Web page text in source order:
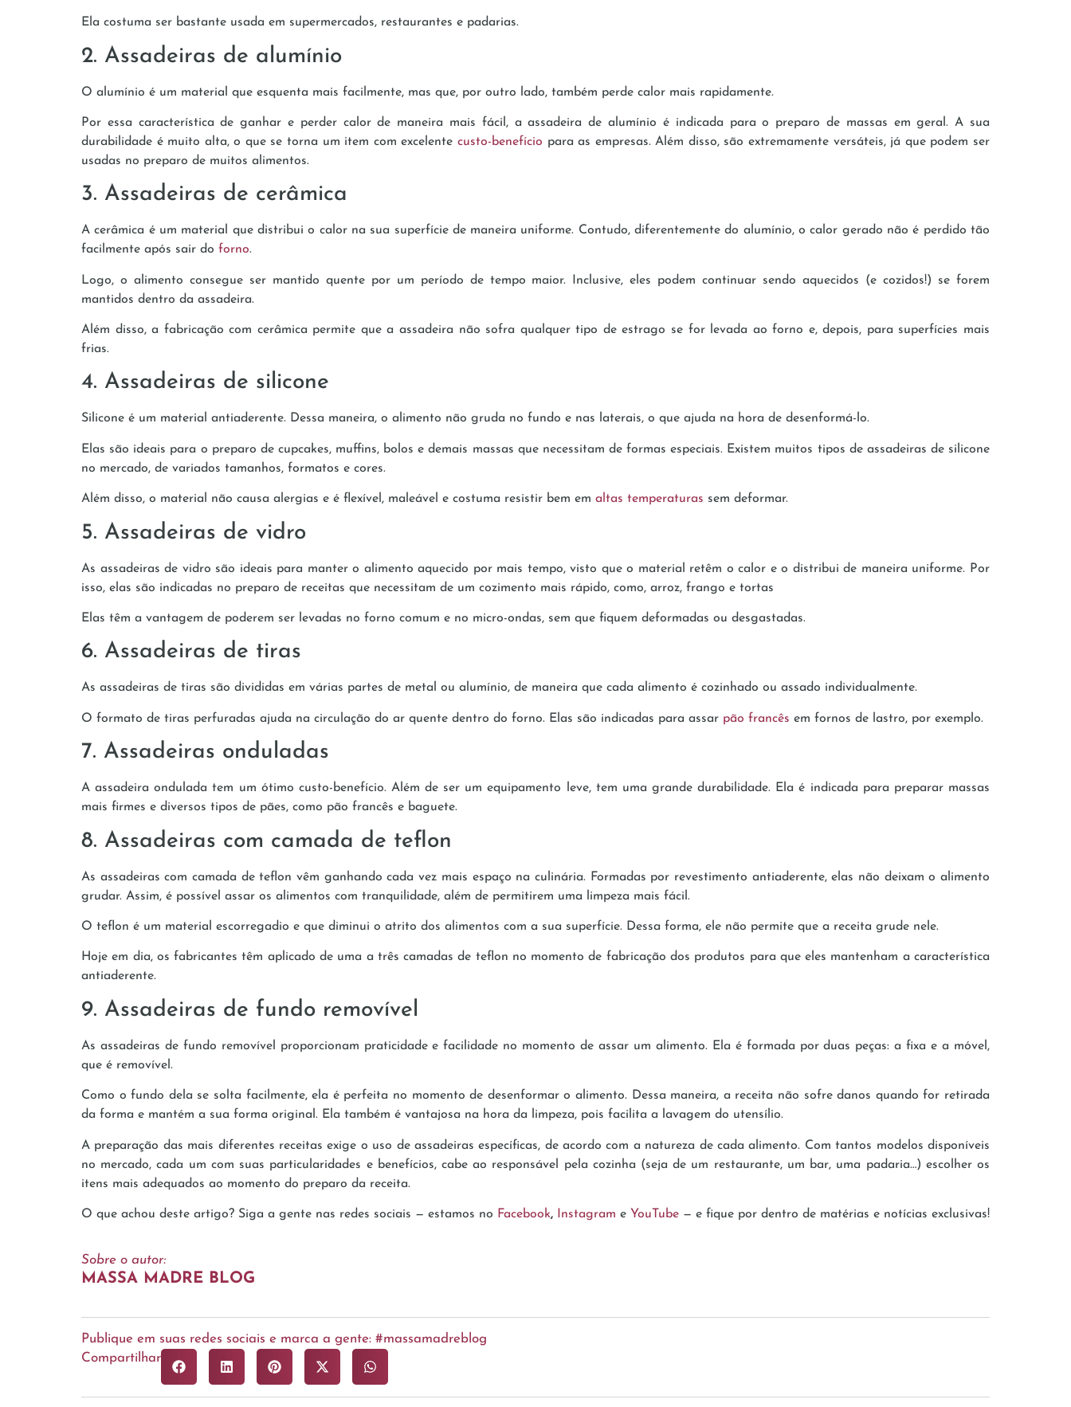
Ela costuma ser bastante usada em supermercados, restaurantes e padarias.
2. Assadeiras de alumínio
O alumínio é um material que esquenta mais facilmente, mas que, por outro lado, também perde calor mais rapidamente.
Por essa característica de ganhar e perder calor de maneira mais fácil, a assadeira de alumínio é indicada para o preparo de massas em geral. A sua
durabilidade é muito alta, o que se torna um item com excelente custo-benefício para as empresas. Além disso, são extremamente versáteis, já que podem ser
usadas no preparo de muitos alimentos.
3. Assadeiras de cerâmica
A cerâmica é um material que distribui o calor na sua superfície de maneira uniforme. Contudo, diferentemente do alumínio, o calor gerado não é perdido tão
facilmente após sair do forno.
Logo, o alimento consegue ser mantido quente por um período de tempo maior. Inclusive, eles podem continuar sendo aquecidos (e cozidos!) se forem
mantidos dentro da assadeira.
Além disso, a fabricação com cerâmica permite que a assadeira não sofra qualquer tipo de estrago se for levada ao forno e, depois, para superfícies mais
frias.
4. Assadeiras de silicone
Silicone é um material antiaderente. Dessa maneira, o alimento não gruda no fundo e nas laterais, o que ajuda na hora de desenformá-lo.
Elas são ideais para o preparo de cupcakes, muffins, bolos e demais massas que necessitam de formas especiais. Existem muitos tipos de assadeiras de silicone
no mercado, de variados tamanhos, formatos e cores.
Além disso, o material não causa alergias e é flexível, maleável e costuma resistir bem em altas temperaturas sem deformar.
5. Assadeiras de vidro
As assadeiras de vidro são ideais para manter o alimento aquecido por mais tempo, visto que o material retêm o calor e o distribui de maneira uniforme. Por
isso, elas são indicadas no preparo de receitas que necessitam de um cozimento mais rápido, como, arroz, frango e tortas
Elas têm a vantagem de poderem ser levadas no forno comum e no micro-ondas, sem que fiquem deformadas ou desgastadas.
6. Assadeiras de tiras
As assadeiras de tiras são divididas em várias partes de metal ou alumínio, de maneira que cada alimento é cozinhado ou assado individualmente.
O formato de tiras perfuradas ajuda na circulação do ar quente dentro do forno. Elas são indicadas para assar pão francês em fornos de lastro, por exemplo.
7. Assadeiras onduladas
A assadeira ondulada tem um ótimo custo-benefício. Além de ser um equipamento leve, tem uma grande durabilidade. Ela é indicada para preparar massas
mais firmes e diversos tipos de pães, como pão francês e baguete.
8. Assadeiras com camada de teflon
As assadeiras com camada de teflon vêm ganhando cada vez mais espaço na culinária. Formadas por revestimento antiaderente, elas não deixam o alimento
grudar. Assim, é possível assar os alimentos com tranquilidade, além de permitirem uma limpeza mais fácil.
O teflon é um material escorregadio e que diminui o atrito dos alimentos com a sua superfície. Dessa forma, ele não permite que a receita grude nele.
Hoje em dia, os fabricantes têm aplicado de uma a três camadas de teflon no momento de fabricação dos produtos para que eles mantenham a característica
antiaderente.
9. Assadeiras de fundo removível
As assadeiras de fundo removível proporcionam praticidade e facilidade no momento de assar um alimento. Ela é formada por duas peças: a fixa e a móvel,
que é removível.
Como o fundo dela se solta facilmente, ela é perfeita no momento de desenformar o alimento. Dessa maneira, a receita não sofre danos quando for retirada
da forma e mantém a sua forma original. Ela também é vantajosa na hora da limpeza, pois facilita a lavagem do utensílio.
A preparação das mais diferentes receitas exige o uso de assadeiras específicas, de acordo com a natureza de cada alimento. Com tantos modelos disponíveis
no mercado, cada um com suas particularidades e benefícios, cabe ao responsável pela cozinha (seja de um restaurante, um bar, uma padaria…) escolher os
itens mais adequados ao momento do preparo da receita.
O que achou deste artigo? Siga a gente nas redes sociais — estamos no Facebook, Instagram e YouTube — e fique por dentro de matérias e notícias exclusivas!
Sobre o autor:
MASSA MADRE BLOG
Publique em suas redes sociais e marca a gente: #massamadreblog
Compartilhar